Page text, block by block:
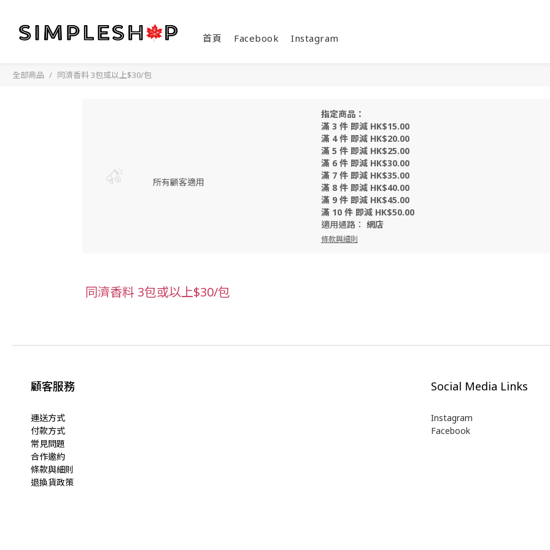
首頁 Facebook Instagram
全部商品 同濟香料 3包或以上$30/包
所有顧客適用
指定商品：
滿 3 件 即減 HK$15.00
滿 4 件 即減 HK$20.00
滿 5 件 即減 HK$25.00
滿 6 件 即減 HK$30.00
滿 7 件 即減 HK$35.00
滿 8 件 即減 HK$40.00
滿 9 件 即減 HK$45.00
滿 10 件 即減 HK$50.00
適用通路： 網店
條款與細則
同濟香料 3包或以上$30/包
顧客服務
運送方式
付款方式
常見問題
合作邀約
條款與細則
退換貨政策
Social Media Links
Instagram
Facebook